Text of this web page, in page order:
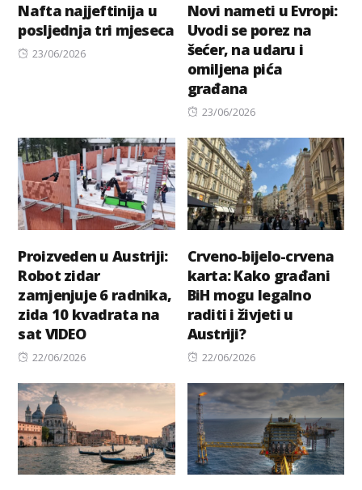
Nafta najjeftinija u
posljednja tri mjeseca
Posted
23/06/2026
Novi nameti u Evropi:
Uvodi se porez na
šećer, na udaru i
omiljena pića
građana
Posted
23/06/2026
Proizveden u Austriji:
Robot zidar
zamjenjuje 6 radnika,
zida 10 kvadrata na
sat VIDEO
Posted
22/06/2026
Crveno-bijelo-crvena
karta: Kako građani
BiH mogu legalno
raditi i živjeti u
Austriji?
Posted
22/06/2026